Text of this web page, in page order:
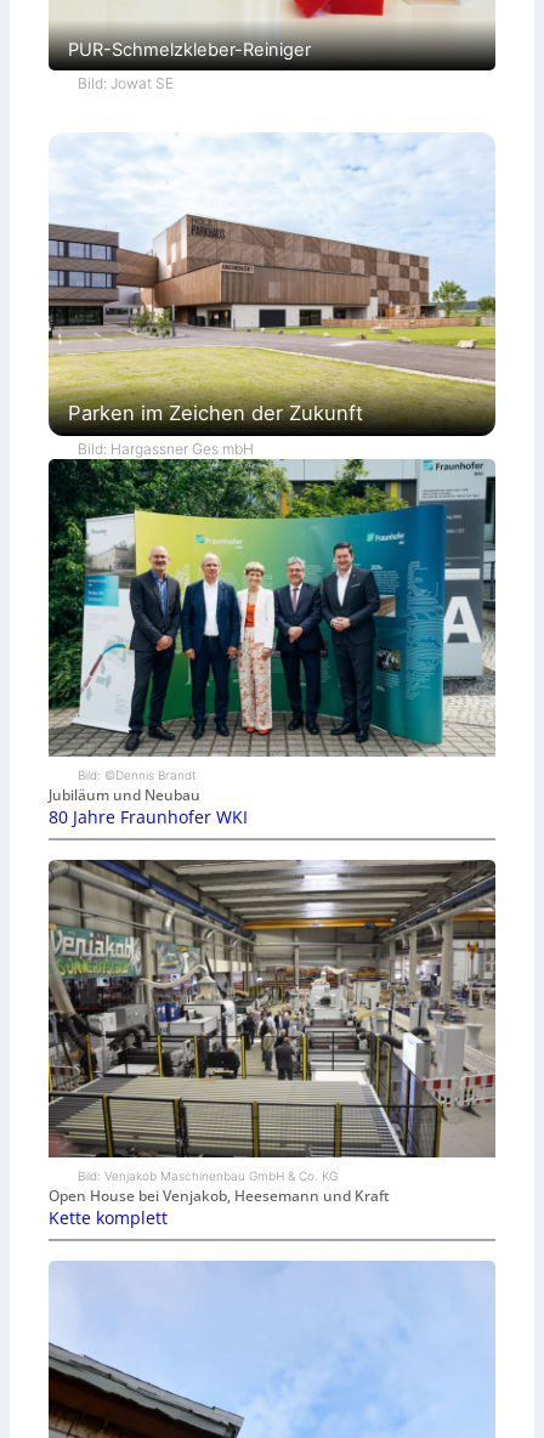
PUR-Schmelzkleber-Reiniger
Bild: Jowat SE
Parken im Zeichen der Zukunft
Bild: Hargassner Ges mbH
Bild: ©Dennis Brandt
Jubiläum und Neubau
80 Jahre Fraunhofer WKI
Bild: Venjakob Maschinenbau GmbH & Co. KG
Open House bei Venjakob, Heesemann und Kraft
Kette komplett